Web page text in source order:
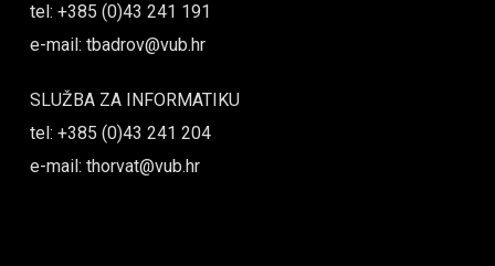
tel: +385 (0)43 241 191
e-mail: tbadrov@vub.hr
SLUŽBA ZA INFORMATIKU
tel: +385 (0)43 241 204
e-mail: thorvat@vub.hr